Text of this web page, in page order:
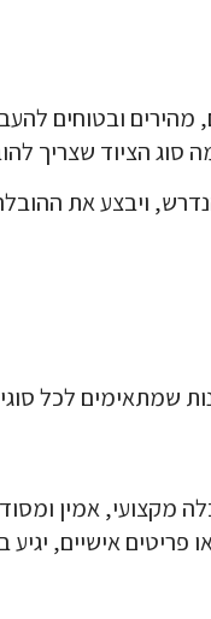
מהירים ובטוחים
הציוד שצריך
ויבצע את
שמתאימים לכל
אמין
אישיים, יגיע